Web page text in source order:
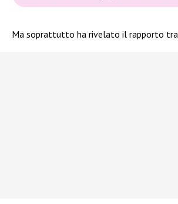
Ma soprattutto ha rivelato il rapporto tra